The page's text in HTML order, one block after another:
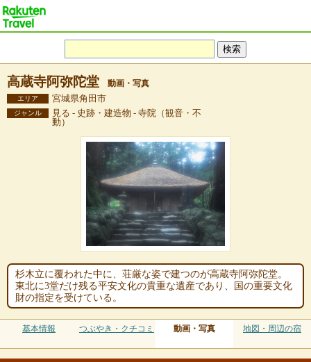
高蔵寺阿弥陀堂 動画・写真
エリア 宮城県角田市
ジャンル
見る - 史跡・建造物 - 寺院（観音・不
動）
杉木立に覆われた中に、荘厳な姿で建つのが高蔵寺阿弥陀堂。
東北に3堂だけ残る平安文化の貴重な遺産であり、国の重要文化
財の指定を受けている。
基本情報 つぶやき・クチコミ 動画・写真 地図・周辺の宿